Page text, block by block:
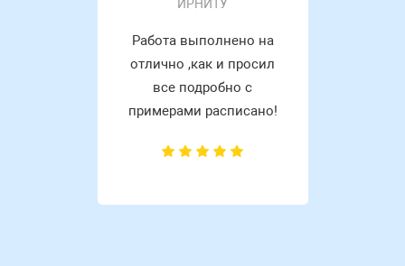
ИРНИТУ
Работа выполнено на
отлично ,как и просил
все подробно с
примерами расписано!